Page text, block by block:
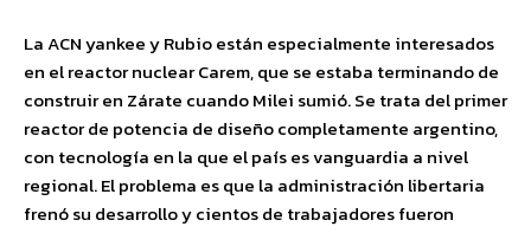
La ACN yankee y Rubio están especialmente interesados
en el reactor nuclear Carem, que se estaba terminando de
construir en Zárate cuando Milei sumió. Se trata del primer
reactor de potencia de diseño completamente argentino,
con tecnología en la que el país es vanguardia a nivel
regional. El problema es que la administración libertaria
frenó su desarrollo y cientos de trabajadores fueron